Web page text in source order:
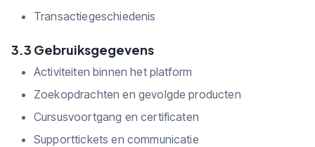
Transactiegeschiedenis
3.3 Gebruiksgegevens
Activiteiten binnen het platform
Zoekopdrachten en gevolgde producten
Cursusvoortgang en certificaten
Supporttickets en communicatie